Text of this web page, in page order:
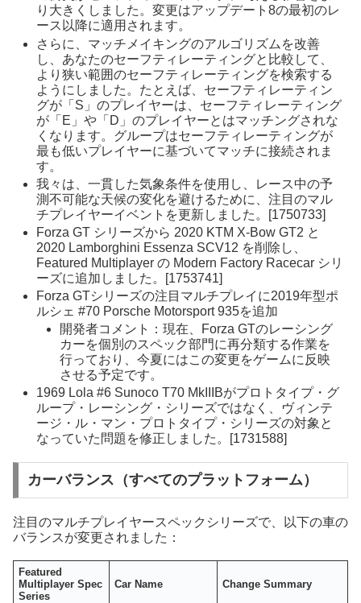
り大きくしました。変更はアップデート8の最初のレ
ース以降に適用されます。
さらに、マッチメイキングのアルゴリズムを改善
し、あなたのセーフティレーティングと比較して、
より狭い範囲のセーフティレーティングを検索する
ようにしました。たとえば、セーフティレーティン
グが「S」のプレイヤーは、セーフティレーティング
が「E」や「D」のプレイヤーとはマッチングされな
くなります。グループはセーフティレーティングが
最も低いプレイヤーに基づいてマッチに接続されま
す。
我々は、一貫した気象条件を使用し、レース中の予
測不可能な天候の変化を避けるために、注目のマル
チプレイヤーイベントを更新しました。[1750733]
Forza GT シリーズから 2020 KTM X-Bow GT2 と
2020 Lamborghini Essenza SCV12 を削除し、
Featured Multiplayer の Modern Factory Racecar シリ
ーズに追加しました。[1753741]
Forza GTシリーズの注目マルチプレイに2019年型ポ
ルシェ #70 Porsche Motorsport 935を追加
開発者コメント：現在、Forza GTのレーシング
カーを個別のスペック部門に再分類する作業を
行っており、今夏にはこの変更をゲームに反映
させる予定です。
1969 Lola #6 Sunoco T70 MkIIIBがプロトタイプ・グ
ループ・レーシング・シリーズではなく、ヴィンテ
ージ・ル・マン・プロトタイプ・シリーズの対象と
なっていた問題を修正しました。[1731588]
カーバランス（すべてのプラットフォーム）
注目のマルチプレイヤースペックシリーズで、以下の車の
バランスが変更されました：
Featured
Multiplayer Spec
Series
Car Name Change Summary